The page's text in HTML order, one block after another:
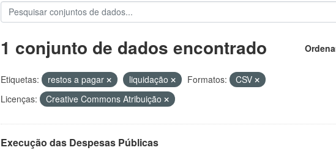
1 conjunto de dados encontrado
Etiquetas: restos a pagar liquidação Formatos:
CSV
Licenças:
Creative Commons Atribuição
Execução das Despesas Públicas